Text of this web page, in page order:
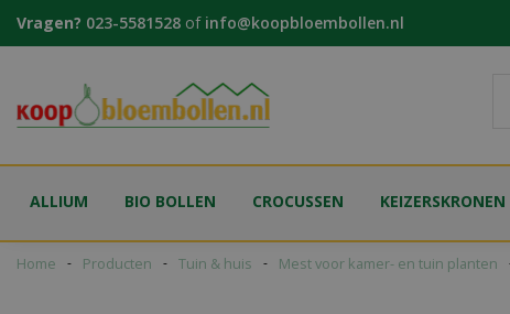
naar
Home Producten Tuin & huis Mest voor kamer- en tuin planten
Vragen? 023-5581528 of info@koopbloembollen.nl
ALLIUM BIO BOLLEN CROCUSSEN KEIZERSKRONEN